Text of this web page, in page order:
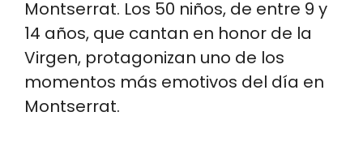
Montserrat. Los 50 niños, de entre 9 y
14 años, que cantan en honor de la
Virgen, protagonizan uno de los
momentos más emotivos del día en
Montserrat.